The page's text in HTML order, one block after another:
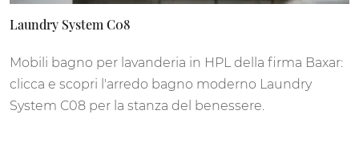
Laundry System C08
Mobili bagno per lavanderia in HPL della firma Baxar:
clicca e scopri l'arredo bagno moderno Laundry
System C08 per la stanza del benessere.